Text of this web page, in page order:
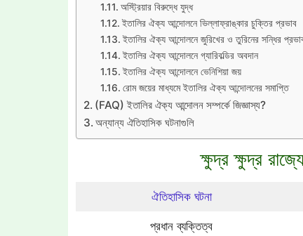
অস্ট্রিয়ার বিরুদ্ধে যুদ্ধ
ইতালির ঐক্য আন্দোলনে ভিল্লাফ্রাঙ্কার চুক্তির প্রভাব
ইতালির ঐক্য আন্দোলনে জুরিখের ও তুরিনের সন্ধির
ইতালির ঐক্য আন্দোলনে গ্যারিবল্ডির অবদান
ইতালির ঐক্য আন্দোলনে ভেনিশিয়া জয়
রোম জয়ের মাধ্যমে ইতালির ঐক্য আন্দোলনের সমাপ্তি
(FAQ) ইতালির ঐক্য আন্দোলন সম্পর্কে জিজ্ঞাস্য?
অন্যান্য ঐতিহাসিক ঘটনাগুলি
ক্ষুদ্র ক্ষুদ্র
ঐতিহাসিক ঘটনা
প্রধান ব্যক্তিত্ব